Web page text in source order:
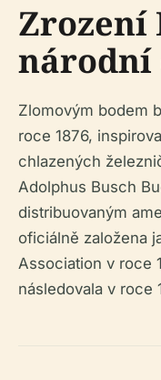
Zrození
národní
Zlomovým bodem
roce 1876,
chlazených
Adolphus Busch
distribuovaným
oficiálně založena
Association v roce
následovala v roce